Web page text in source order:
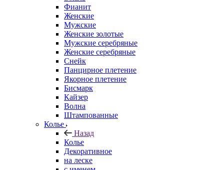
Фианит
Женские
Мужские
Женские золотые
Мужские серебряные
Женские серебряные
Снейк
Панцирное плетение
Якорное плетение
Бисмарк
Кайзер
Волна
Штампованные
Колье
Назад
Колье
Декоративное
на леске